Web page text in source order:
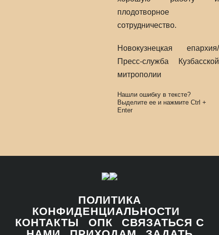
плодотворное
сотрудничество.
Новокузнецкая епархия/
Пресс-служба Кузбасской
митрополии
Нашли ошибку в тексте?
Выделите ее и нажмите Ctrl +
Enter
ПОЛИТИКА
КОНФИДЕНЦИАЛЬНОСТИ
КОНТАКТЫ
ОПК
СВЯЗАТЬСЯ С